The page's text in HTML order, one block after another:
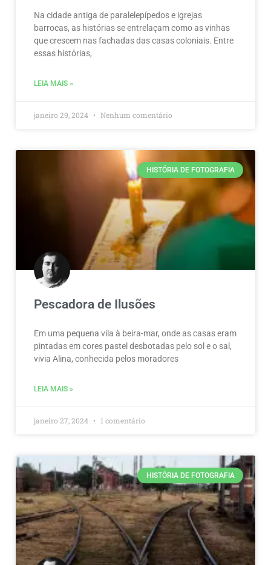
Na cidade antiga de paralelepípedos e igrejas
barrocas, as histórias se entrelaçam como as vinhas
que crescem nas fachadas das casas coloniais. Entre
essas histórias,
LEIA MAIS »
janeiro 29, 2024 Nenhum comentário
HISTÓRIA DE FOTOGRAFIA
Pescadora de Ilusões
Em uma pequena vila à beira-mar, onde as casas eram
pintadas em cores pastel desbotadas pelo sol e o sal,
vivia Alina, conhecida pelos moradores
LEIA MAIS »
janeiro 27, 2024 1 comentário
HISTÓRIA DE FOTOGRAFIA